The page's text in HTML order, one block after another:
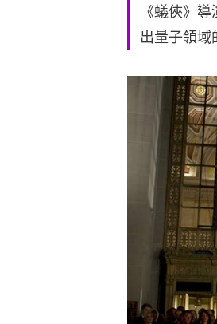
《蟻俠》
出量子領域